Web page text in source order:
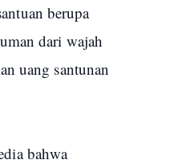
berupa
dari wajah
uang santunan
bahwa